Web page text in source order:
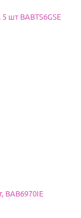
шт BABTS6GSE
BAB6970IE